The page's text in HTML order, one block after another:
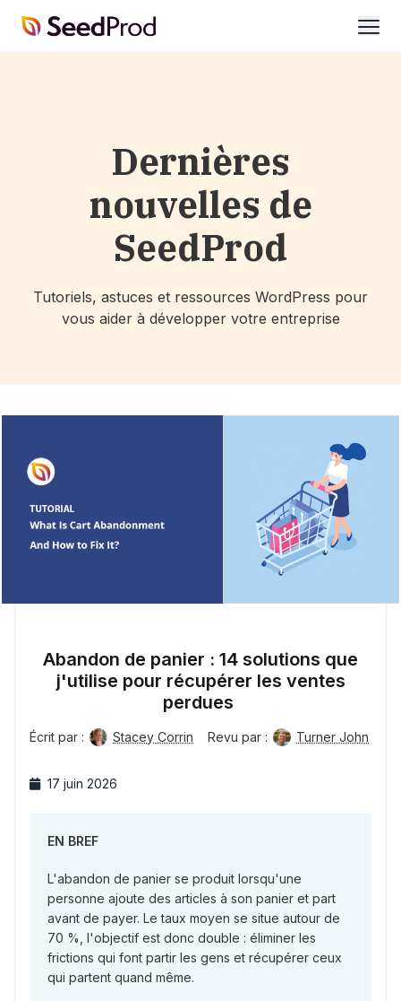
SeedProd
Dernières
nouvelles de
SeedProd
Tutoriels, astuces et ressources WordPress pour
vous aider à développer votre entreprise
Abandon de panier : 14 solutions que
j'utilise pour récupérer les ventes
perdues
Écrit par : Stacey Corrin Revu par : Turner John
17 juin 2026
EN BREF
L'abandon de panier se produit lorsqu'une
personne ajoute des articles à son panier et part
avant de payer. Le taux moyen se situe autour de
70 %, l'objectif est donc double : éliminer les
frictions qui font partir les gens et récupérer ceux
qui partent quand même.